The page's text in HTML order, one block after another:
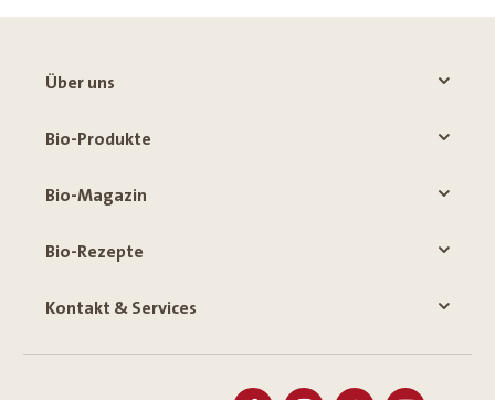
Über uns
Bio-Produkte
Bio-Magazin
Bio-Rezepte
Kontakt & Services